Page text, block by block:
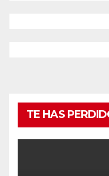
TE HAS